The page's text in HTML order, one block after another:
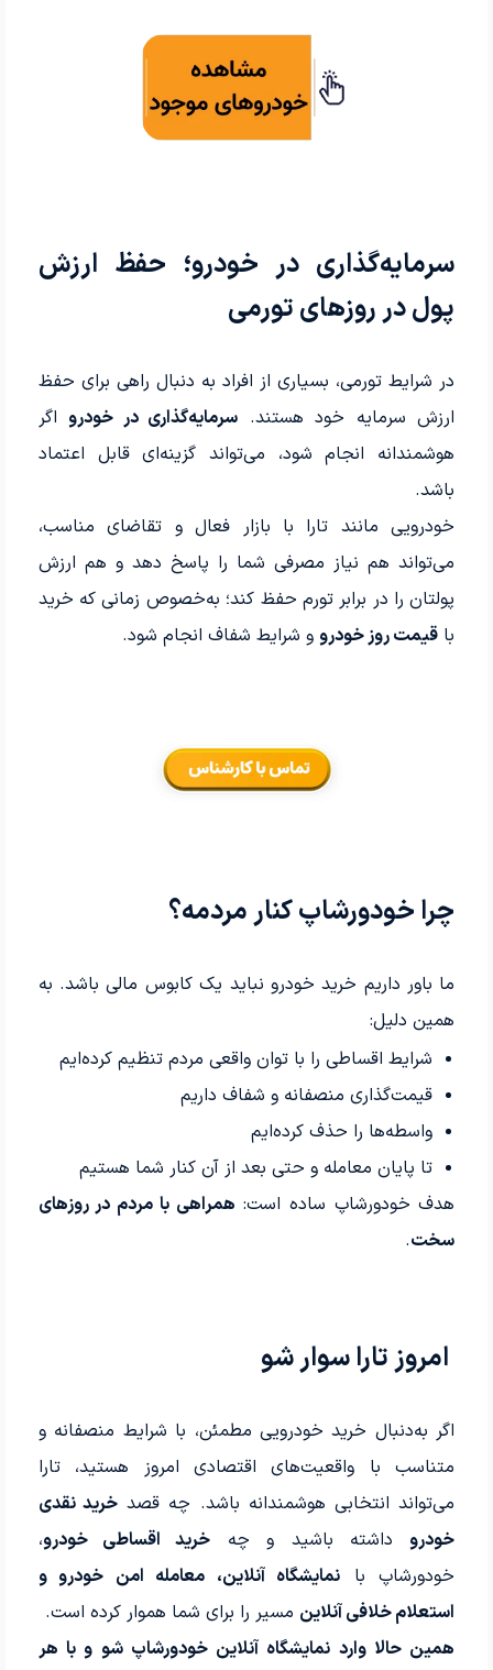
سرمایه‌گذاری در خودرو؛ حفظ ارزش
پول در روزهای تورمی
در شرایط تورمی، بسیاری از افراد به دنبال راهی برای حفظ
ارزش سرمایه خود هستند. سرمایه‌گذاری در خودرو اگر
هوشمندانه انجام شود، می‌تواند گزینه‌ای قابل اعتماد
باشد.
خودرویی مانند تارا با بازار فعال و تقاضای مناسب،
می‌تواند هم نیاز مصرفی شما را پاسخ دهد و هم ارزش
پولتان را در برابر تورم حفظ کند؛ به‌خصوص زمانی که خرید
با قیمت روز خودرو و شرایط شفاف انجام شود.
چرا خودورشاپ کنار مردمه؟
ما باور داریم خرید خودرو نباید یک کابوس مالی باشد. به
همین دلیل:
شرایط اقساطی را با توان واقعی مردم تنظیم کرده‌ایم
قیمت‌گذاری منصفانه و شفاف داریم
واسطه‌ها را حذف کرده‌ایم
تا پایان معامله و حتی بعد از آن کنار شما هستیم
هدف خودورشاپ ساده است: همراهی با مردم در روزهای
سخت.
امروز تارا سوار شو
اگر به‌دنبال خرید خودرویی مطمئن، با شرایط منصفانه و
متناسب با واقعیت‌های اقتصادی امروز هستید، تارا
می‌تواند انتخابی هوشمندانه باشد. چه قصد خرید نقدی
خودرو داشته باشید و چه خرید اقساطی خودرو،
خودورشاپ با نمایشگاه آنلاین، معامله امن خودرو و
استعلام خلافی آنلاین مسیر را برای شما هموار کرده است.
همین حالا وارد نمایشگاه آنلاین خودورشاپ شو و با هر